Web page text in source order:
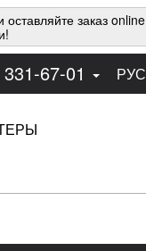
оставляйте заказ online
67-01 РУС